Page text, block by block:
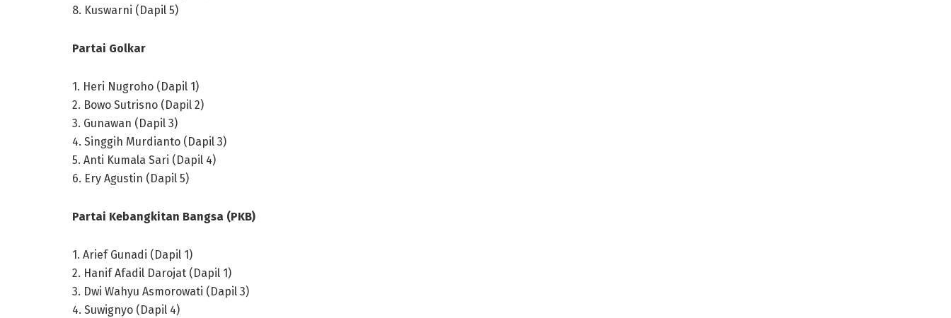
8. Kuswarni (Dapil 5)
Partai Golkar
1. Heri Nugroho (Dapil 1)
2. Bowo Sutrisno (Dapil 2)
3. Gunawan (Dapil 3)
4. Singgih Murdianto (Dapil 3)
5. Anti Kumala Sari (Dapil 4)
6. Ery Agustin (Dapil 5)
Partai Kebangkitan Bangsa (PKB)
1. Arief Gunadi (Dapil 1)
2. Hanif Afadil Darojat (Dapil 1)
3. Dwi Wahyu Asmorowati (Dapil 3)
4. Suwignyo (Dapil 4)